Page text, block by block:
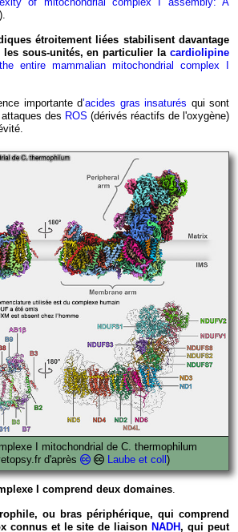
).
étroitement liées stabilisent davantage
les sous-unités, en particulier la cardiolipine
entire mammalian mitochondrial complex I
importante d’acides gras insaturés qui sont
des ROS (dérivés réactifs de l'oxygène)
I mitochondrial de C. thermophilum
d'après
Laube et coll )
I comprend deux domaines.
ou bras périphérique, qui comprend
connus et le site de liaison NADH, qui peut